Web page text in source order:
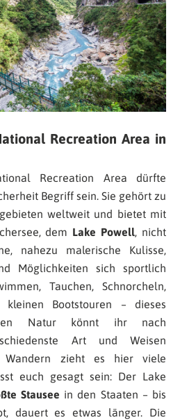
Recreation Area in
Recreation Area dürfte
Begriff sein. Sie gehört zu
weltweit und bietet mit
dem Lake Powell, nicht
nahezu malerische Kulisse,
Möglichkeiten sich sportlich
Tauchen, Schnorcheln,
Bootstouren – dieses
Natur könnt ihr nach
Art und Weisen
Wandern zieht es hier viele
euch gesagt sein: Der Lake
Stausee in den Staaten – bis
dauert es etwas länger. Die